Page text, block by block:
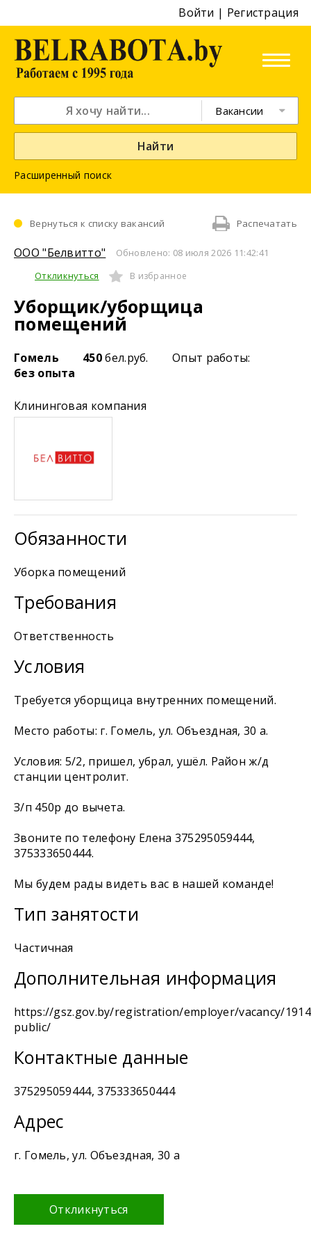
Войти | Регистрация
Вакансии
Найти
Расширенный поиск
Вернуться к списку вакансий Распечатать
ООО "Белвитто"
Обновлено: 08 июля 2026 11:42:41
Откликнуться
В избранное
Уборщик/уборщица
помещений
Гомель 450бел.руб.
Опыт работы:
без опыта
Клининговая компания
Обязанности
Уборка помещений
Требования
Ответственность
Условия
Требуется уборщица внутренних помещений.
Место работы: г. Гомель, ул. Объездная, 30 а.
Условия: 5/2, пришел, убрал, ушёл. Район ж/д
станции центролит.
З/п 450р до вычета.
Звоните по телефону Елена 375295059444,
375333650444.
Мы будем рады видеть вас в нашей команде!
Тип занятости
Частичная
Дополнительная информация
https://gsz.gov.by/registration/employer/vacancy/
public/
Контактные данные
375295059444, 375333650444
Адрес
г. Гомель, ул. Объездная, 30 а
Откликнуться